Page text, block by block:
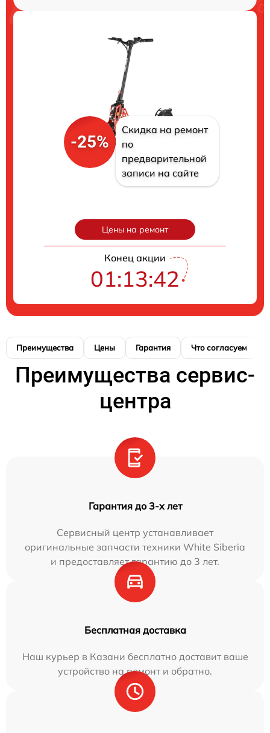
-25%
Скидка на ремонт
по
предварительной
записи на сайте
Цены на ремонт
Конец акции
01:13:41
Преимущества Цены Гарантия Что согласуем
Преимущества сервис-
центра
Гарантия до 3-х лет
Сервисный центр устанавливает
оригинальные запчасти техники White Siberia
и предоставляет гарантию до 3 лет.
Бесплатная доставка
Наш курьер в Казани бесплатно доставит ваше
устройство на ремонт и обратно.